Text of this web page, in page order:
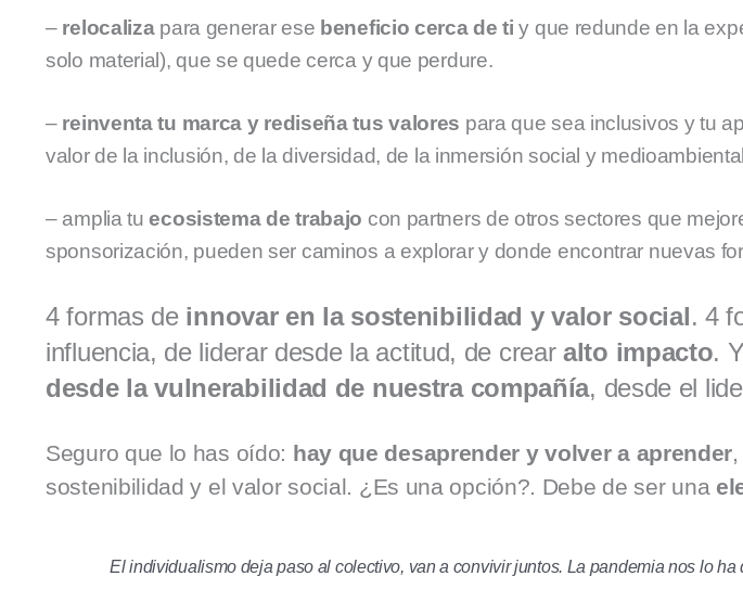
– relocalizapara generar ese beneficio cerca de ti y que redunde en la
solo material), que se quede cerca y que perdure.
– reinventa tu marca y rediseña tus valores para que sea inclusivos y tu
valor de la inclusión, de la diversidad, de la inmersión social y
– amplia tuecosistema de trabajo con partners de otros sectores que
sponsorización, pueden ser caminos a explorar y donde encontrar nuevas
4 formas de innovar en la sostenibilidad y valor social. 4
influencia, de liderar desde la actitud, de crearalto impacto.
desde la vulnerabilidad de nuestra compañía, desde el
Seguro que lo has oído: hay que desaprender y volver a aprender
sostenibilidad y el valor social. ¿Es una opción?. Debe de ser una
El individualismo deja paso al colectivo, van a convivir juntos. La pandemia nos lo